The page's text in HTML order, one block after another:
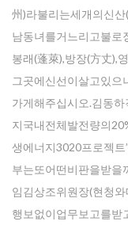
州)라불리는세개의신
남동녀를거느리고불로
봉래(蓬萊),방장(方丈),
그곳에신선이살고있으
가게해주십시오.김동
지국내전체발전량의
생에너지3020프로젝트
부는또어떤비판을받을
임김상조위원장(현청
행보없이업무보고를받